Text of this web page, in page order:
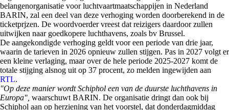
belangenorganisatie voor luchtvaartmaatschappijen in Nederland
BARIN, zal een deel van deze verhoging worden doorberekend in de
ticketprjzen. De woordvoerder vreest dat reizigers daardoor zullen
uitwijken naar goedkopere luchthavens, zoals bv Brussel.
De aangekondigde verhoging geldt voor een periode van drie jaar,
waarin de tarieven in 2026 opnieuw zullen stijgen. Pas in 2027 volgt er
een kleine verlaging, maar over de hele periode 2025-2027 komt de
totale stijging alsnog uit op 37 procent, zo melden ingewijden aan
RTL.
"Op deze manier wordt Schiphol een van de duurste luchthavens in
Europa", waarschuwt BARIN. De organisatie dringt dan ook bij
Schiphol aan op herziening van het voorstel, dat donderdagmiddag